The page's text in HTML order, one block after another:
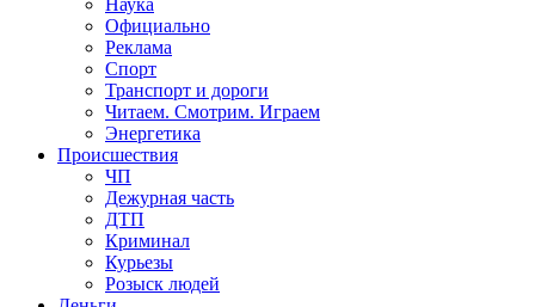
Наука
Официально
Реклама
Спорт
Транспорт и дороги
Читаем. Смотрим. Играем
Энергетика
Происшествия
ЧП
Дежурная часть
ДТП
Криминал
Курьезы
Розыск людей